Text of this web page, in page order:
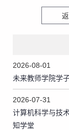
2026-08-01
未来教师学院学
2026-07-31
计算机科学与技
知学堂